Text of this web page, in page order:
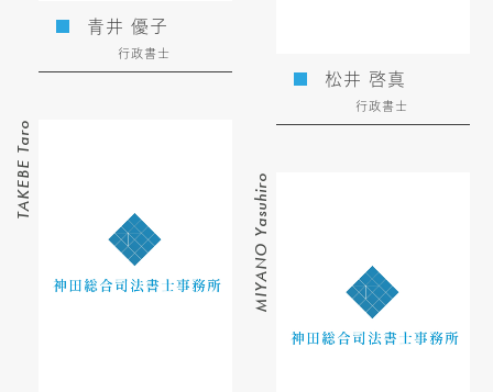
青井 優子
行政書士
松井 啓真
行政書士
TAKEBE Taro
MIYANO Yasuhiro